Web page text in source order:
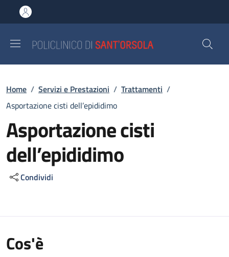
al contenuto principale
to footer content
Briciole di pane
Home / Servizi e Prestazioni / Trattamenti /
Asportazione cisti dell’epididimo
Asportazione cisti
dell’epididimo
Condividi
Cos'è